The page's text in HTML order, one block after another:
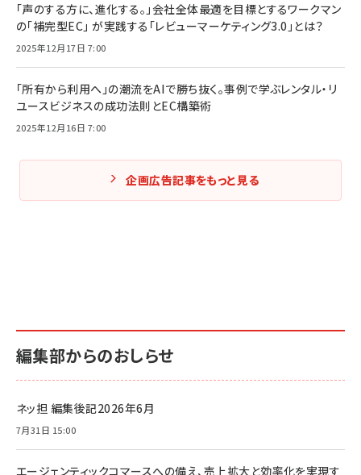
「声のする方に、進化する。」会社全体最適を目標とするワークマン
の「補完型EC」 が実践する「レビューマーケティング3.0」とは？
2025年12月17日 7:00
「所有から利用へ」の潮流をAIで勝ち抜く。事例で学ぶレンタル・リ
ユースビジネスの成功法則とEC構築術
2025年12月16日 7:00
企画広告記事をもっと見る
編集部からのおしらせ
ネッ担 編集後記2026年6月
7月31日 15:00
エージェンティックコマースへの備え、売上拡大と効率化を実現す